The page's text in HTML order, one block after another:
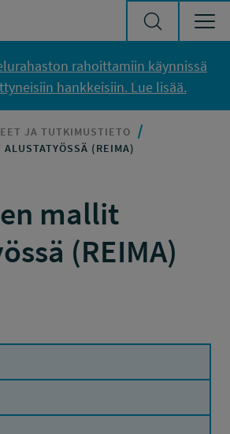
rahoittamiin käynnissä
hankkeisiin. Lue lisää.
JA TUTKIMUSTIETO
(REIMA)
mallit
(REIMA)